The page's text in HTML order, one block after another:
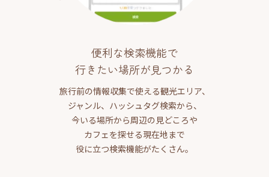
便利な検索機能で
行きたい場所が見つかる
旅行前の情報収集で使える観光エリア、
ジャンル、ハッシュタグ検索から、
今いる場所から周辺の見どころや
カフェを探せる現在地まで
役に立つ検索機能がたくさん。